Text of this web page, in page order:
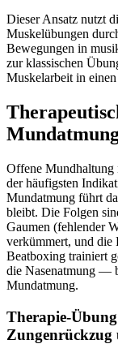
Dieser Ansatz nutzt
Muskelübungen
Bewegungen in
zur klassischen
Muskelarbeit in
Offene
der häufigsten
Mundatmung führt
bleibt. Die Folgen
Gaumen (fehlender
verkümmert, und die
Beatboxing trainiert
die Nasenatmung —
Mundatmung.
Therapie-